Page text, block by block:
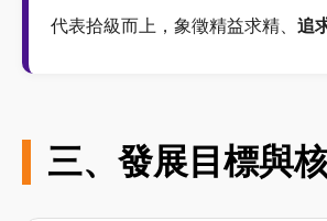
代表拾級而上，象徵精益求精、 追
三、發展目標與